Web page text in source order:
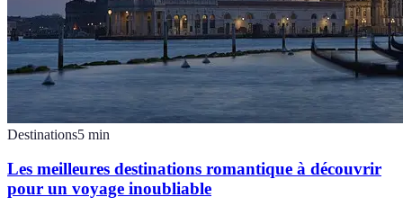
Destinations5 min
Les meilleures destinations romantique à découvrir
pour un voyage inoubliable